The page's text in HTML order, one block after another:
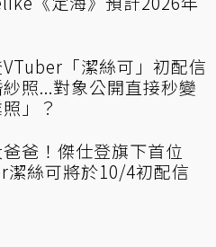
「潔絲可」初配信
照...對象公開直接秒變
照」？
爸！傑仕登旗下首位
潔絲可將於10/4初配信